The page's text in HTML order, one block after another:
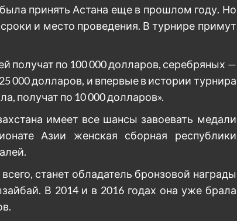
принять Астана еще в прошлом году. Но
и место проведения. В турнире примут
получат по 100 000 долларов, серебряных —
000 долларов, и впервые в истории турнира
получат по 10 000 долларов».
имеет все шансы завоевать медали
Азии женская сборная республики
станет обладатель бронзовой награды
В 2014 и в 2016 годах она уже брала